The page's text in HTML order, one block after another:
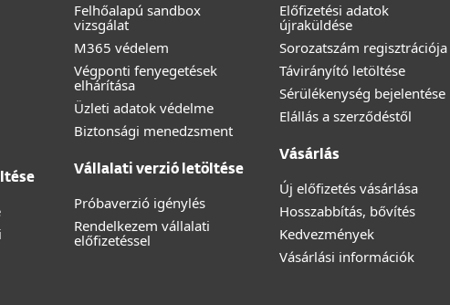
Felhőalapú sandbox
vizsgálat
M365 védelem
Végponti fenyegetések
elhárítása
Üzleti adatok védelme
Biztonsági menedzsment
Vállalati verzió letöltése
Próbaverzió igénylés
Rendelkezem vállalati
előfizetéssel
Előfizetési adatok
újraküldése
Sorozatszám regisztrációja
Távirányító letöltése
Sérülékenység bejelentése
Elállás a szerződéstől
Vásárlás
Új előfizetés vásárlása
Hosszabbítás, bővítés
Kedvezmények
Vásárlási információk